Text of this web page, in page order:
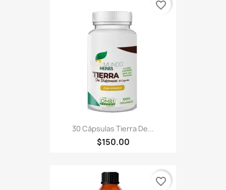
30 Cápsulas Tierra De...
$150.00
favorite_border
favorite_border